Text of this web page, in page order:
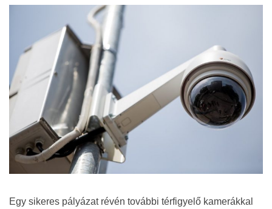
Egy sikeres pályázat révén további térfigyelő kamerákkal